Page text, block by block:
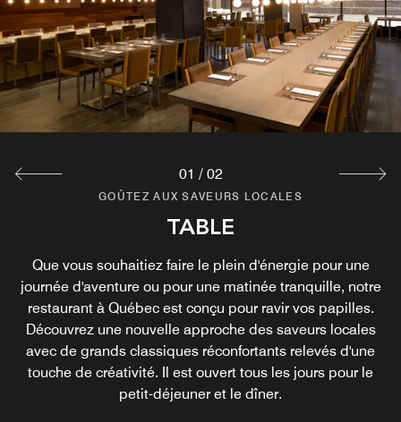
GOÛTEZ AUX SAVEURS LOCALES
TABLE
Que vous souhaitiez faire le plein d'énergie pour une
journée d'aventure ou pour une matinée tranquille, notre
restaurant à Québec est conçu pour ravir vos papilles.
Découvrez une nouvelle approche des saveurs locales
avec de grands classiques réconfortants relevés d'une
touche de créativité. Il est ouvert tous les jours pour le
petit-déjeuner et le dîner.
Dégustez notre vaste collection de vins fins disponibles
dans notre machine distributrice à vins. Situé dans notre
hall d'entrée chaleureux et accueillant, vous pouvez vous
détendre pour une soirée tranquille ou un rassemblement
social avec des amis.
01 / 02